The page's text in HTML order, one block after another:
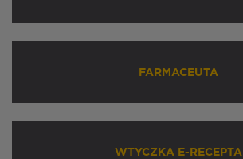
FARMACEUTA
WTYCZKA E-RECEPTA